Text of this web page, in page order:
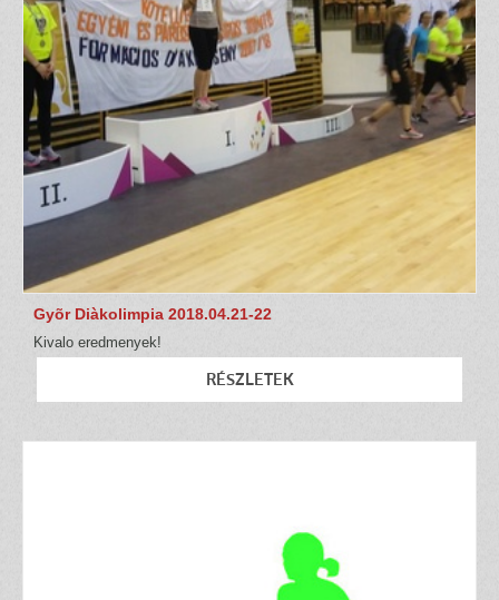
Gyõr Diàkolimpia 2018.04.21-22
Kivalo eredmenyek!
RÉSZLETEK